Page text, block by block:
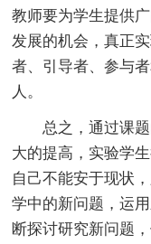
教师要为学生提供
发展的机会，真正
者、引导者、参与
人。
总之，通过课题
大的提高，实验学
自己不能安于现状
学中的新问题，运
断探讨研究新问题